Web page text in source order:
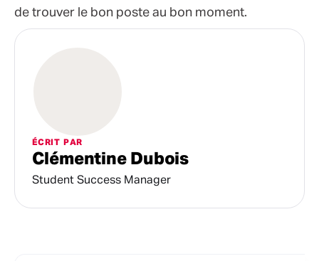
de trouver le bon poste au bon moment.
ÉCRIT PAR
Clémentine Dubois
Student Success Manager